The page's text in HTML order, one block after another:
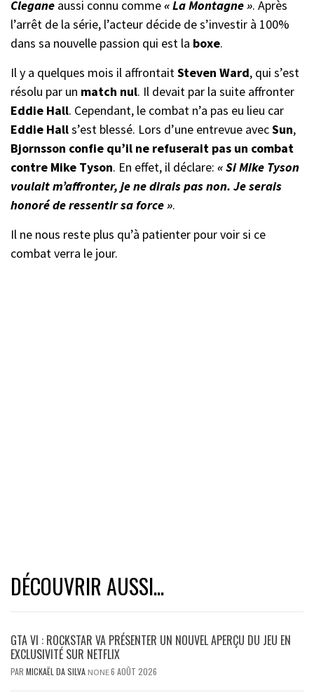
Clegane aussi connu comme« La Montagne ». Après
l’arrêt de la série, l’acteur décide de s’investir à 100%
dans sa nouvelle passion qui est la boxe.
Il y a quelques mois il affrontait Steven Ward, qui s’est
résolu par un match nul. Il devait par la suite affronter
Eddie Hall. Cependant, le combat n’a pas eu lieu car
Eddie Halls’est blessé. Lors d’une entrevue avecSun,
Bjornsson confie qu’il ne refuserait pas un combat
contre Mike Tyson. En effet, il déclare: « Si Mike Tyson
voulait m’affronter, je ne dirais pas non. Je serais
honoré de ressentir sa force ».
Il ne nous reste plus qu’à patienter pour voir si ce
combat verra le jour.
DÉCOUVRIR AUSSI...
GTA VI : ROCKSTAR VA PRÉSENTER UN NOUVEL APERÇU DU JEU EN
EXCLUSIVITÉ SUR NETFLIX
PAR MICKAËL DA SILVA NONE6 AOÛT 2026